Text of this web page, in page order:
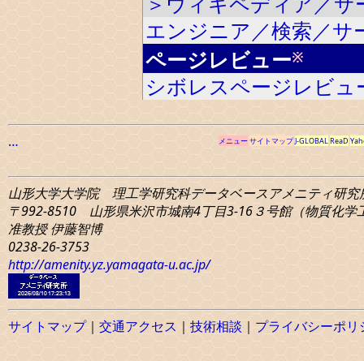
エンジニア／検索／サ
ページレビュー※
シボレスページレビ
… メニューサイトマップJ-GLOBALReaD
山形大学大学院 理工学研究科データベースアメニティ研究
〒992-8510 山形県米沢市城南4丁目3-16３号館（物質化学
准教授 伊藤智博
0238-26-3753
http://amenity.yz.yamagata-u.ac.jp/
サイトマップ｜ 交通アクセス ｜ 技術相談 ｜ プライバシーポリ